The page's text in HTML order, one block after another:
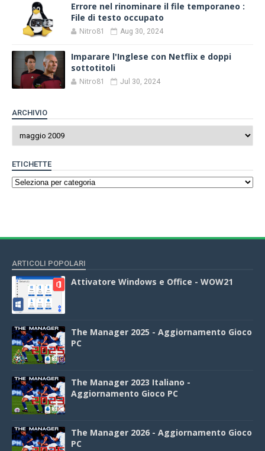
Errore nel rinominare il file temporaneo :
File di testo occupato
Nitro81 Aug 30, 2024
Imparare l'Inglese con Netflix e doppi
sottotitoli
Nitro81 Jul 30, 2024
ARCHIVIO
ETICHETTE
ARTICOLI POPOLARI
Attivatore Windows e Office - WOW21
The Manager 2025 - Aggiornamento Gioco
PC
The Manager 2023 Italiano -
Aggiornamento Gioco PC
The Manager 2026 - Aggiornamento Gioco
PC